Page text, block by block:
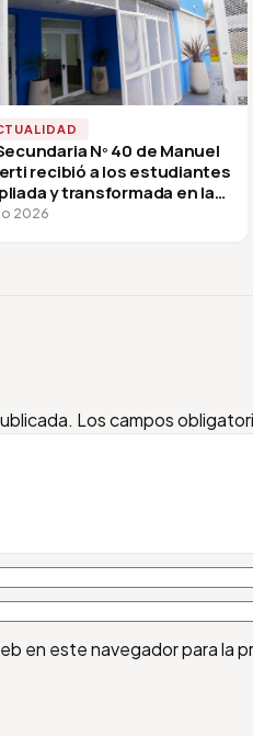
Nº 40 de Manuel
recibió a los estudiantes
y transformada en la
a clases
2026
Los campos
en este navegador para la